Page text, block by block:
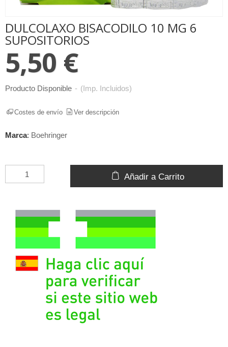
DULCOLAXO BISACODILO 10 MG 6
SUPOSITORIOS
5,50 €
Producto Disponible - (Imp. Incluidos)
Costes de envío Ver descripción
Marca: Boehringer
Añadir a Carrito